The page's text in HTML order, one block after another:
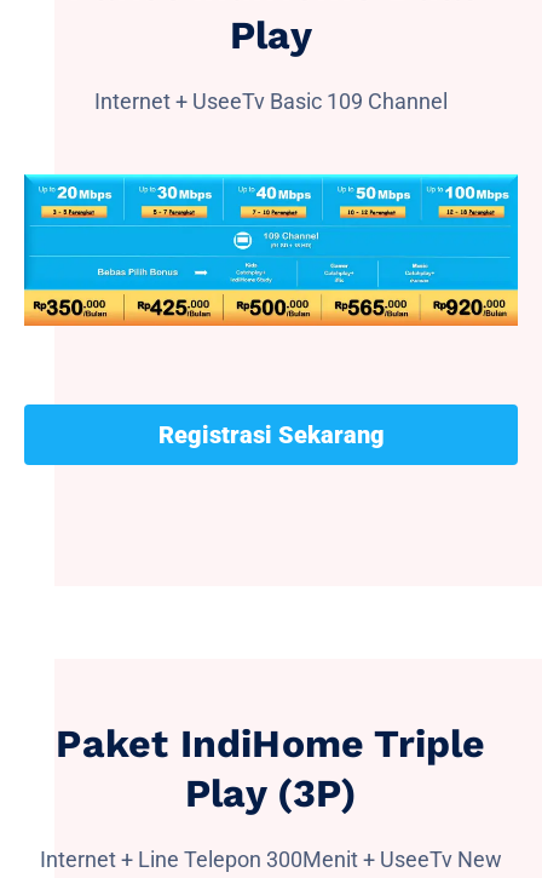
Play
Internet + UseeTv Basic 109 Channel
Registrasi Sekarang
Paket IndiHome Triple
Play (3P)
Internet + Line Telepon 300Menit + UseeTv New